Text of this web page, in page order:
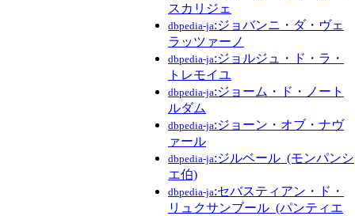
スカリジェ
dbpedia-ja:ジョバンニ・ダ・ヴェ
ラッツァーノ
dbpedia-ja:ジョルジュ・ド・ラ・
トレモイユ
dbpedia-ja:ジョーム・ド・ノート
ルダム
dbpedia-ja:ジョーン・オブ・ナヴ
ァール
dbpedia-ja:ジルベール_(モンパンシ
エ伯)
dbpedia-ja:セバスティアン・ド・
リュクサンブール_(パンティエ